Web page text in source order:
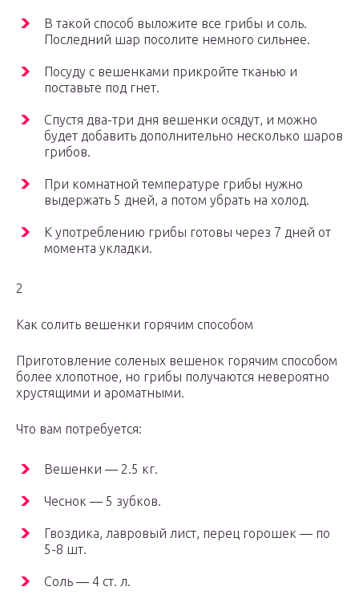
В такой способ выложите все грибы и соль.
Последний шар посолите немного сильнее.
Посуду с вешенками прикройте тканью и
поставьте под гнет.
Спустя два-три дня вешенки осядут, и можно
будет добавить дополнительно несколько шаров
грибов.
При комнатной температуре грибы нужно
выдержать 5 дней, а потом убрать на холод.
К употреблению грибы готовы через 7 дней от
момента укладки.
2
Как солить вешенки горячим способом
Приготовление соленых вешенок горячим способом
более хлопотное, но грибы получаются невероятно
хрустящими и ароматными.
Что вам потребуется:
Вешенки ― 2.5 кг.
Чеснок ― 5 зубков.
Гвоздика, лавровый лист, перец горошек ― по
5-8 шт.
Соль ― 4 ст. л.